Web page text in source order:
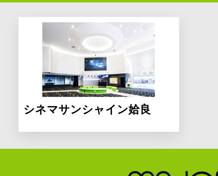
シネマサンシャイン姶良